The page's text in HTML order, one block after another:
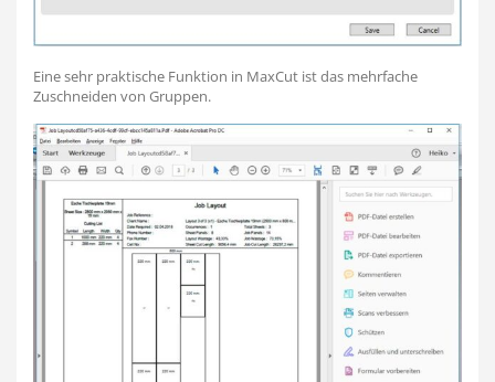
Eine sehr praktische Funktion in MaxCut ist das mehrfache
Zuschneiden von Gruppen.